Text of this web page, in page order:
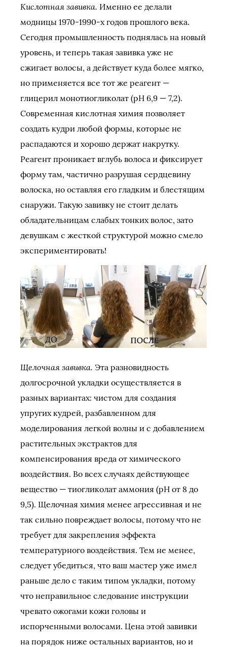
Кислотная завивка. Именно ее делали
модницы 1970-1990-х годов прошлого века.
Сегодня промышленность поднялась на новый
уровень, и теперь такая завивка уже не
сжигает волосы, а действует куда более мягко,
но применяется все тот же реагент —
глицерил монотиогликолат (pH 6,9 — 7,2).
Современная кислотная химия позволяет
создать кудри любой формы, которые не
распадаются и хорошо держат накрутку.
Реагент проникает вглубь волоса и фиксирует
форму там, частично разрушая сердцевину
волоска, но оставляя его гладким и блестящим
снаружи. Такую завивку не стоит делать
обладательницам слабых тонких волос, зато
девушкам с жесткой структурой можно смело
экспериментировать!
Щелочная завивка. Эта разновидность
долгосрочной укладки осуществляется в
разных вариантах: чистом для создания
упругих кудрей, разбавленном для
моделирования легкой волны и с добавлением
растительных экстрактов для
компенсирования вреда от химического
воздействия. Во всех случаях действующее
вещество — тиогликолат аммония (pH от 8 до
9,5). Щелочная химия менее агрессивная и не
так сильно повреждает волосы, потому что не
требует для закрепления эффекта
температурного воздействия. Тем не менее,
следует убедиться, что ваш мастер уже имел
раньше дело с таким типом укладки, потому
что неправильное следование инструкции
чревато ожогами кожи головы и
испорченными волосами. Цена этой завивки
на порядок ниже остальных вариантов, но и